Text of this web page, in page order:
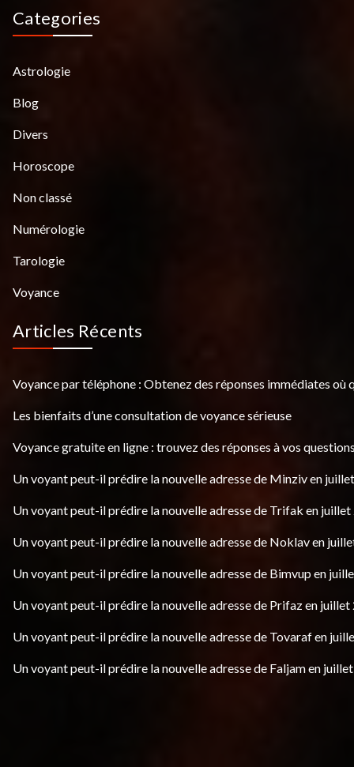
Categories
Astrologie
Blog
Divers
Horoscope
Non classé
Numérologie
Tarologie
Voyance
Articles Récents
Voyance par téléphone : Obtenez des réponses immédiates où
Les bienfaits d’une consultation de voyance sérieuse
Voyance gratuite en ligne : trouvez des réponses à vos
Un voyant peut-il prédire la nouvelle adresse de Minziv en
Un voyant peut-il prédire la nouvelle adresse de Trifak en juillet
Un voyant peut-il prédire la nouvelle adresse de Noklav en
Un voyant peut-il prédire la nouvelle adresse de Bimvup en
Un voyant peut-il prédire la nouvelle adresse de Prifaz en juillet
Un voyant peut-il prédire la nouvelle adresse de Tovaraf en
Un voyant peut-il prédire la nouvelle adresse de Faljam en